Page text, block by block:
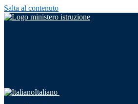
Salta al contenuto
Italiano